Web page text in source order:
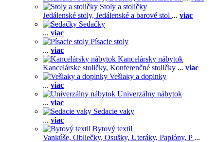
Stoly a stoličky
Jedálenské stoly, Jedálenské a barové stol ... viac
Sedačky
... viac
Písacie stoly
... viac
Kancelársky nábytok
Kancelárske stoličky, Konferenčné stoličky ... viac
Vešiaky a doplnky
... viac
Univerzálny nábytok
... viac
Sedacie vaky
... viac
Bytový textil
Vankúše, Obliečky, Osušky, Uteráky, Paplóny, P ...